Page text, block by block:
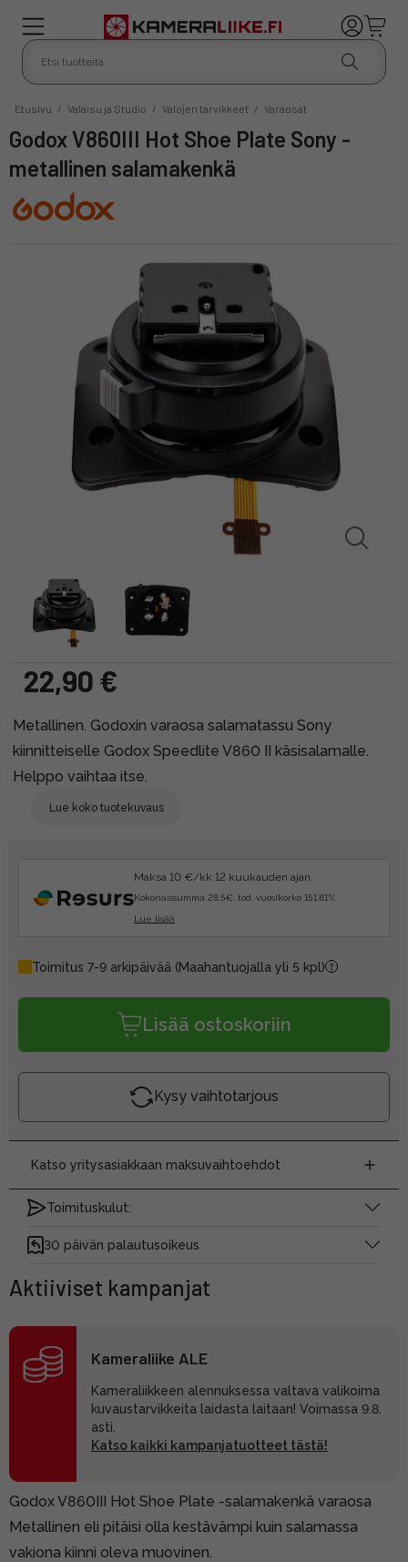
Etusivu / Valaisu ja Studio / Valojen tarvikkeet / Varaosat
Godox V860III Hot Shoe Plate Sony -
metallinen salamakenkä
22,90 €
Metallinen. Godoxin varaosa salamatassu Sony
kiinnitteiselle Godox Speedlite V860 II käsisalamalle.
Helppo vaihtaa itse.
Lue koko tuotekuvaus
Maksa 10 €/kk 12 kuukauden ajan.
Kokonaissumma 28.5€, tod. vuosikorko 151.81%.
Lue lisää
Toimitus 7-9 arkipäivää (Maahantuojalla yli 5 kpl)
Lisää ostoskoriin
Kysy vaihtotarjous
Katso yritysasiakkaan maksuvaihtoehdot
Toimituskulut:
30 päivän palautusoikeus
Aktiiviset kampanjat
Kameraliike ALE
Kameraliikkeen alennuksessa valtava valikoima
kuvaustarvikkeita laidasta laitaan! Voimassa 9.8.
asti.
Katso kaikki kampanjatuotteet tästä!
Godox V860III Hot Shoe Plate -salamakenkä varaosa
Metallinen eli pitäisi olla kestävämpi kuin salamassa
vakiona kiinni oleva muovinen.